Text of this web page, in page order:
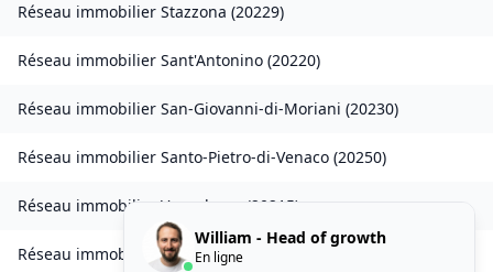
Réseau immobilier Stazzona (20229)
Réseau immobilier Sant'Antonino (20220)
Réseau immobilier San-Giovanni-di-Moriani (20230)
Réseau immobilier Santo-Pietro-di-Venaco (20250)
Réseau immobilier Venzolasca (20215)
Réseau immobilierVezzani(20242
William - Head of growth
En ligne